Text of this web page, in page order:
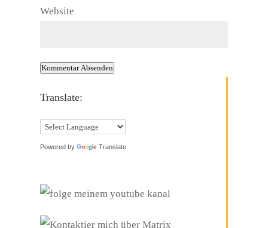
Website
Kommentar Absenden
Translate:
Powered by Translate